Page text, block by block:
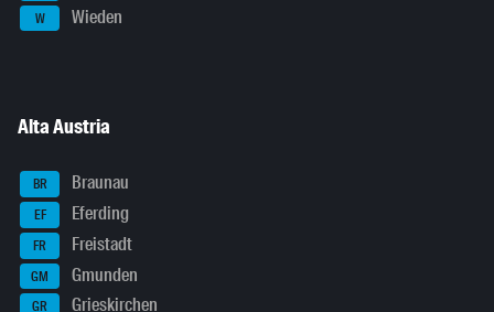
W Wieden
Alta Austria
BR Braunau
EF Eferding
FR Freistadt
GM Gmunden
GR Grieskirchen